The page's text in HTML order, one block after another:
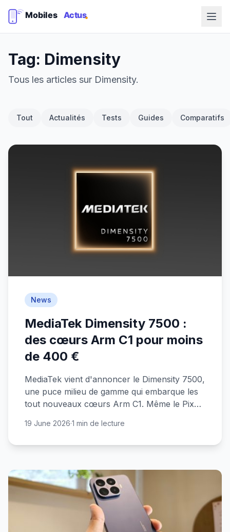
Tag: Dimensity
Tous les articles sur Dimensity.
Tout Actualités Tests Guides Comparatifs
News
MediaTek Dimensity 7500 :
des cœurs Arm C1 pour moins
de 400 €
MediaTek vient d'annoncer le Dimensity 7500,
une puce milieu de gamme qui embarque les
tout nouveaux cœurs Arm C1. Même le Pixel
19 June 2026·1 min de lecture